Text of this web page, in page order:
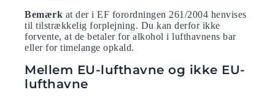
Bemærk at der i EF forordningen 261/2004 henvises
til tilstrækkelig forplejning. Du kan derfor ikke
forvente, at de betaler for alkohol i lufthavnens bar
eller for timelange opkald.
Mellem EU-lufthavne og ikke EU-
lufthavne